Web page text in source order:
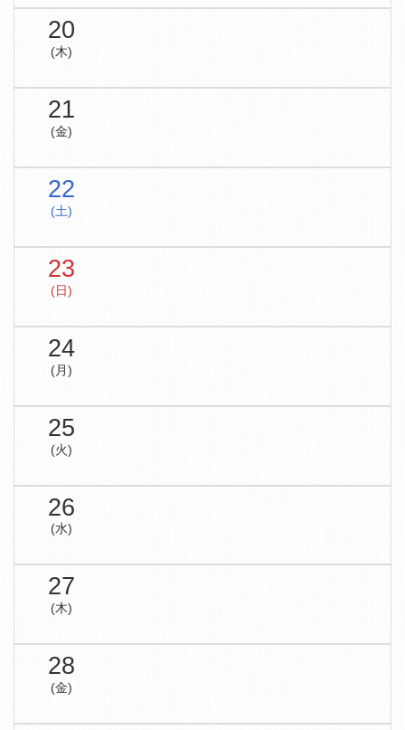
20
(木)
21
(金)
22
(土)
23
(日)
24
(月)
25
(火)
26
(水)
27
(木)
28
(金)